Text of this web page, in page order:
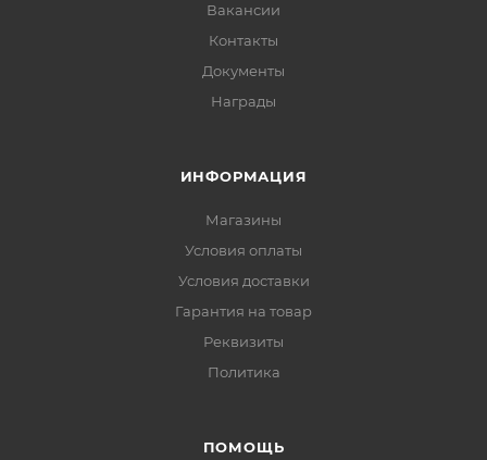
Вакансии
Контакты
Документы
Награды
ИНФОРМАЦИЯ
Магазины
Условия оплаты
Условия доставки
Гарантия на товар
Реквизиты
Политика
ПОМОЩЬ